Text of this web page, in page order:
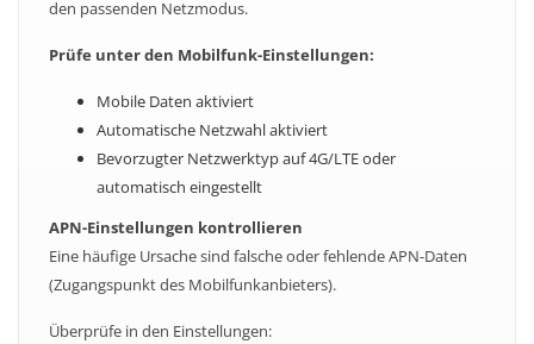
den passenden Netzmodus.
Prüfe unter den Mobilfunk-Einstellungen:
Mobile Daten aktiviert
Automatische Netzwahl aktiviert
Bevorzugter Netzwerktyp auf 4G/LTE oder
automatisch eingestellt
APN-Einstellungen kontrollieren
Eine häufige Ursache sind falsche oder fehlende APN-Daten
(Zugangspunkt des Mobilfunkanbieters).
Überprüfe in den Einstellungen: